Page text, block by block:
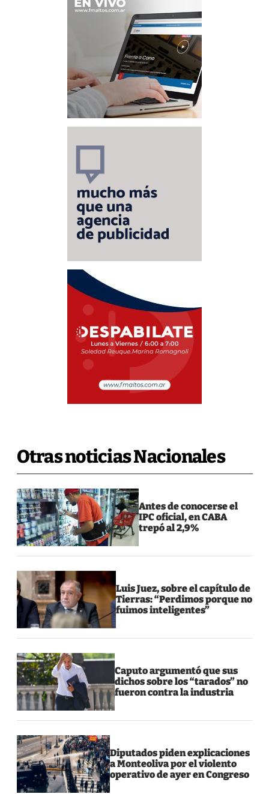
Otras noticias Nacionales
Antes de conocerse el
IPC oficial, en CABA
trepó al 2,9%
Luis Juez, sobre el capítulo de
Tierras: “Perdimos porque no
fuimos inteligentes”
Caputo argumentó que sus
dichos sobre los “tarados” no
fueron contra la industria
Diputados piden explicaciones
a Monteoliva por el violento
operativo de ayer en Congreso